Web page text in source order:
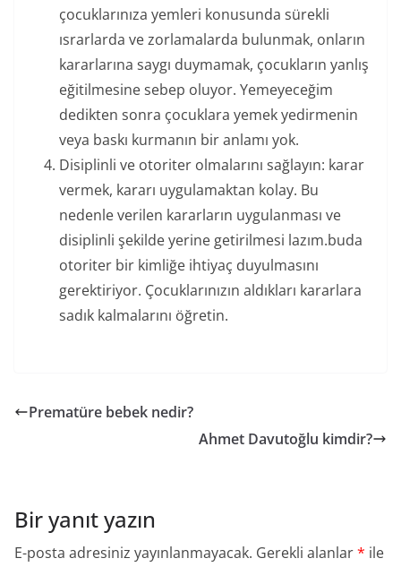
çocuklarınıza yemleri konusunda sürekli
ısrarlarda ve zorlamalarda bulunmak, onların
kararlarına saygı duymamak, çocukların yanlış
eğitilmesine sebep oluyor. Yemeyeceğim
dedikten sonra çocuklara yemek yedirmenin
veya baskı kurmanın bir anlamı yok.
Disiplinli ve otoriter olmalarını sağlayın: karar
vermek, kararı uygulamaktan kolay. Bu
nedenle verilen kararların uygulanması ve
disiplinli şekilde yerine getirilmesi lazım.buda
otoriter bir kimliğe ihtiyaç duyulmasını
gerektiriyor. Çocuklarınızın aldıkları kararlara
sadık kalmalarını öğretin.
Prematüre bebek nedir?
Ahmet Davutoğlu kimdir?
Bir yanıt yazın
E-posta adresiniz yayınlanmayacak. Gerekli alanlar* ile